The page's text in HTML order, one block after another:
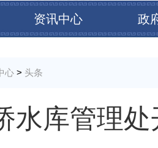
资讯中心 政
心 > 头条
水库管理